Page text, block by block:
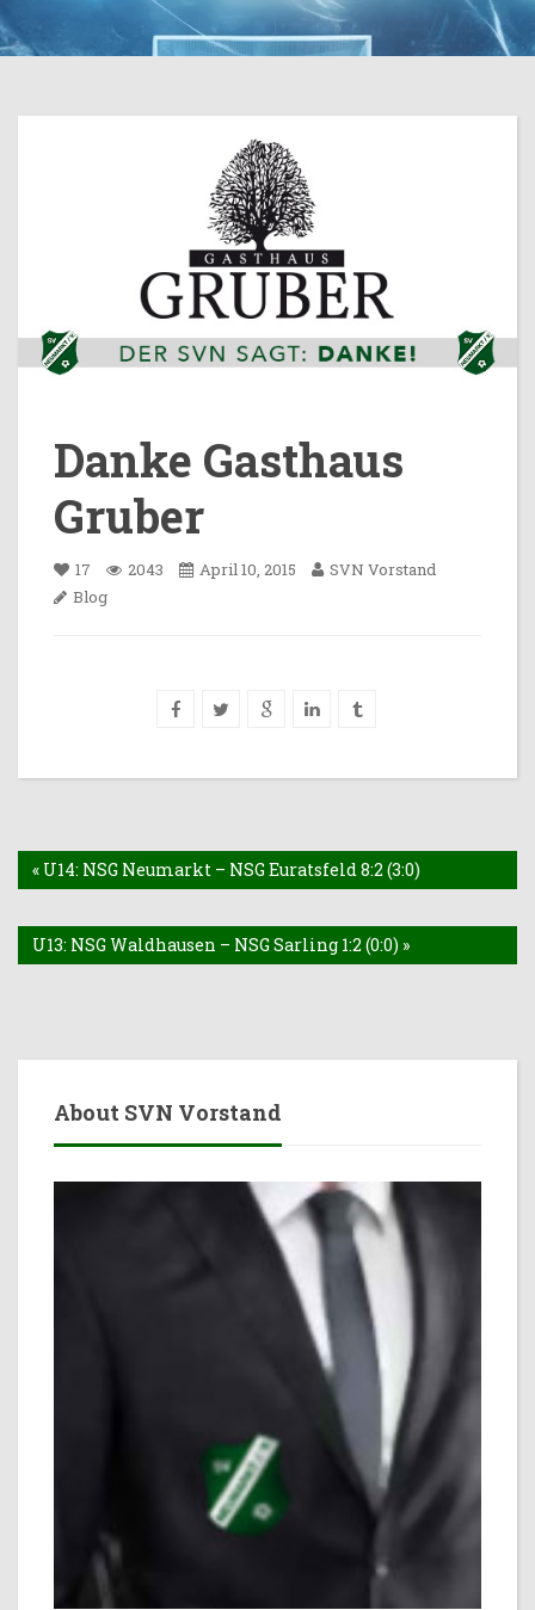
Danke Gasthaus
Gruber
17 2043 April 10, 2015
SVN Vorstand
Blog
« U14: NSG Neumarkt – NSG Euratsfeld 8:2 (3:0)
U13: NSG Waldhausen – NSG Sarling 1:2 (0:0) »
About SVN Vorstand